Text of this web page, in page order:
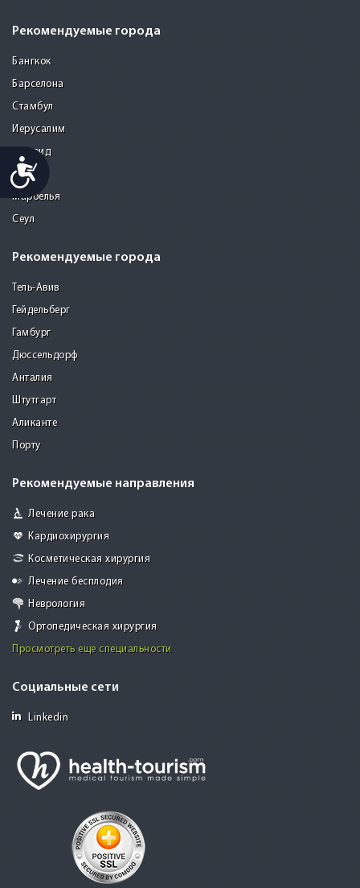
Accessibility
Рекомендуемые города
Бангкок
Барселона
Стамбул
Иерусалим
Мадрид
Малага
Марбелья
Сеул
Рекомендуемые города
Тель-Авив
Гейдельберг
Гамбург
Дюссельдорф
Анталия
Штутгарт
Аликанте
Порту
Рекомендуемые направления
Лечение рака
Кардиохирургия
Косметическая хирургия
Лечение бесплодия
Неврология
Ортопедическая хирургия
Просмотреть еще специальности
Социальные сети
Linkedin